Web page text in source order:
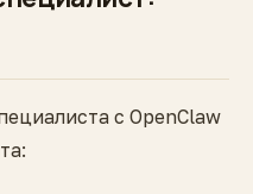
с OpenClaw